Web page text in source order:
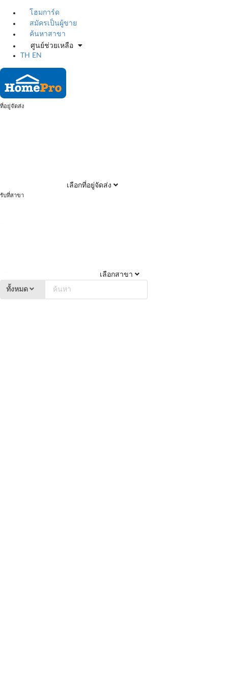
โฮมการ์ด
สมัครเป็นผู้ขาย
ค้นหาสาขา
ศูนย์ช่วยเหลือ
TH
EN
ที่อยู่จัดส่ง
เลือกที่อยู่จัดส่ง
รับที่สาขา
เลือกสาขา
ทั้งหมด